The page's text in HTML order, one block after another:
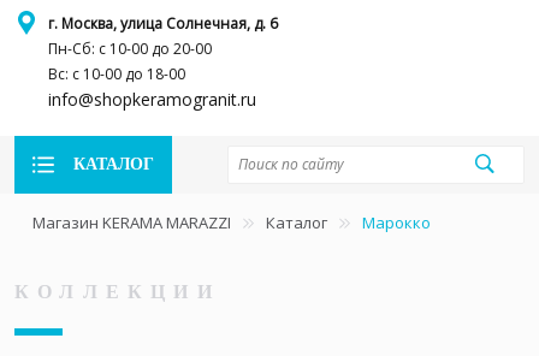
г. Москва, улица Солнечная, д. 6
Пн-Сб: с 10-00 до 20-00
Вс: с 10-00 до 18-00
info@shopkeramogranit.ru
КАТАЛОГ
Магазин KERAMA MARAZZI Каталог Марокко
КОЛЛЕКЦИИ